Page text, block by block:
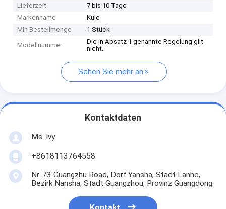
Lieferzeit
7 bis 10 Tage
Markenname
Kule
Min Bestellmenge
1 Stück
Modellnummer
Die in Absatz 1 genannte Regelung gilt
nicht.
Sehen Sie mehr an
Kontaktdaten
Ms. Ivy
+8618113764558
Nr. 73 Guangzhu Road, Dorf Yansha, Stadt Lanhe,
Bezirk Nansha, Stadt Guangzhou, Provinz Guangdong.